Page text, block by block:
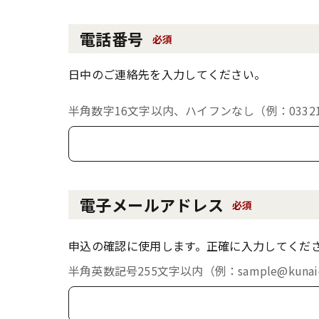
電話番号 必須
日中のご連絡先を入力してください。
半角数字16文字以内、ハイフンなし（例：
電子メールアドレス 必須
申込の確認に使用します。正確に入力してくだ
半角英数記号255文字以内（例：